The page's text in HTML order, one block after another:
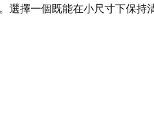
擇一個既能在小尺寸下保持